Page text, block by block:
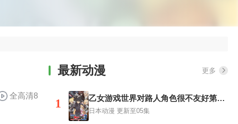
全高清8
最新动漫 更多
1 乙女游戏世界对路人角色很不友好第二季
日本动漫 更新至05集